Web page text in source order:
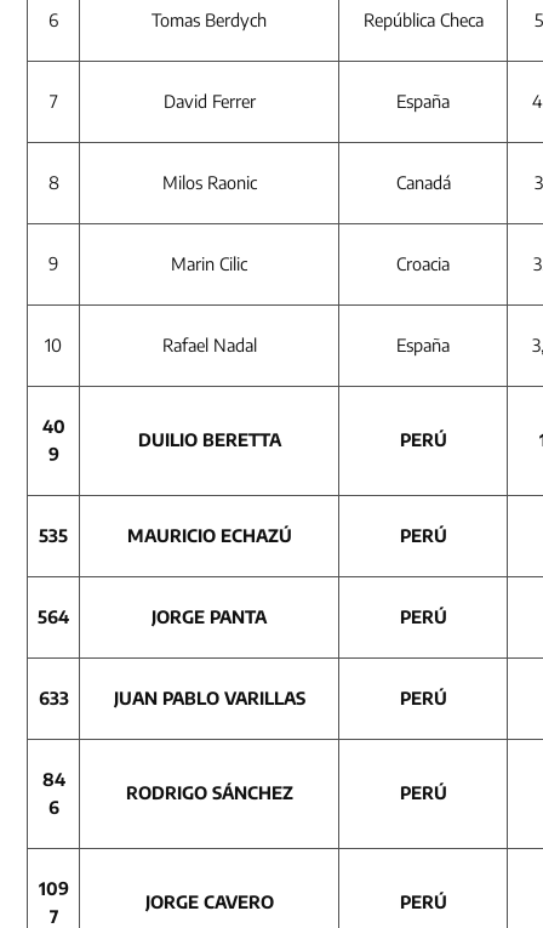
6 Tomas Berdych República Checa
7 David Ferrer España
8 Milos Raonic Canadá
9 Marin Cilic Croacia
10 Rafael Nadal España
40
9
DUILIO BERETTA PERÚ
535 MAURICIO ECHAZÚ PERÚ
564 JORGE PANTA PERÚ
633 JUAN PABLO VARILLAS PERÚ
84
6
RODRIGO SÁNCHEZ PERÚ
109
7
JORGE CAVERO PERÚ